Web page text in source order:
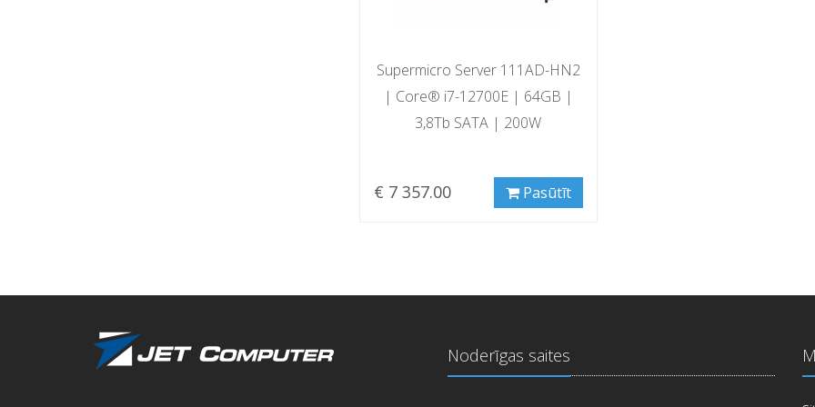
Supermicro Server 111AD-HN2
| Core® i7-12700E | 64GB |
3,8Tb SATA | 200W
€ 7 357.00 Pasūtīt
Noderīgas saites